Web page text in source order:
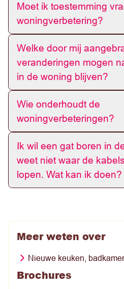
Moet ik toestemming
woningverbetering?
Welke door mij
veranderingen mogen
in de woning blijven?
Wie onderhoudt de
woningverbeteringen?
Ik wil een gat boren in
weet niet waar de
lopen. Wat kan ik doen?
Meer weten over
Nieuwe keuken,
Brochures